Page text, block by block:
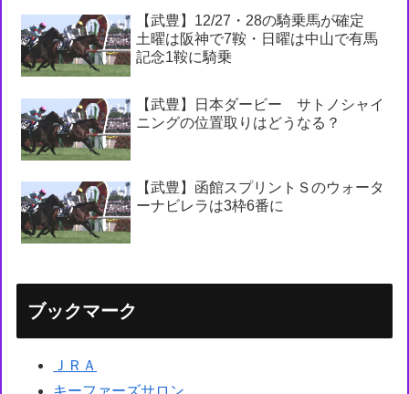
【武豊】12/27・28の騎乗馬が確定
土曜は阪神で7鞍・日曜は中山で有馬
記念1鞍に騎乗
【武豊】日本ダービー サトノシャイ
ニングの位置取りはどうなる？
【武豊】函館スプリントＳのウォータ
ーナビレラは3枠6番に
ブックマーク
ＪＲＡ